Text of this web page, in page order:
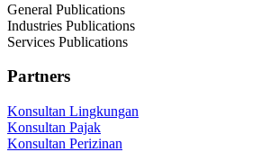
General Publications
Industries Publications
Services Publications
Partners
Konsultan Lingkungan
Konsultan Pajak
Konsultan Perizinan